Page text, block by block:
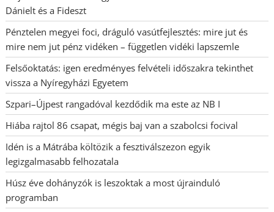
Dánielt és a Fideszt
Pénztelen megyei foci, dráguló vasútfejlesztés: mire jut és
mire nem jut pénz vidéken – független vidéki lapszemle
Felsőoktatás: igen eredményes felvételi időszakra tekinthet
vissza a Nyíregyházi Egyetem
Szpari–Újpest rangadóval kezdődik ma este az NB I
Hiába rajtol 86 csapat, mégis baj van a szabolcsi focival
Idén is a Mátrába költözik a fesztiválszezon egyik
legizgalmasabb felhozatala
Húsz éve dohányzók is leszoktak a most újrainduló
programban